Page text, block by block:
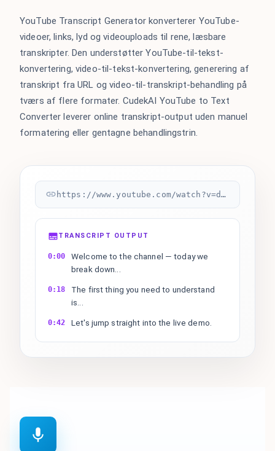
YouTube Transcript Generator konverterer YouTube-
videoer, links, lyd og videouploads til rene, læsbare
transkripter. Den understøtter YouTube-til-tekst-
konvertering, video-til-tekst-konvertering, generering af
transkript fra URL og video-til-transkript-behandling på
tværs af flere formater. CudekAI YouTube to Text
Converter leverer online transkript-output uden manuel
formatering eller gentagne behandlingstrin.
https://www.youtube.com/watch?v=dQw4w9WgXcQ
TRANSCRIPT OUTPUT
0:00
Welcome to the channel — today we
break down...
0:18
The first thing you need to understand
is...
0:42 Let's jump straight into the live demo.